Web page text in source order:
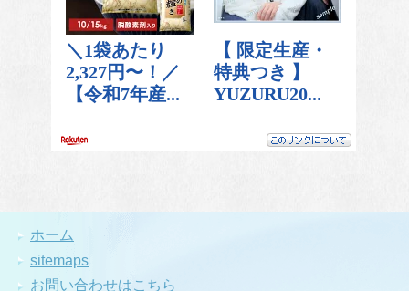
ホーム
sitemaps
お問い合わせはこちら